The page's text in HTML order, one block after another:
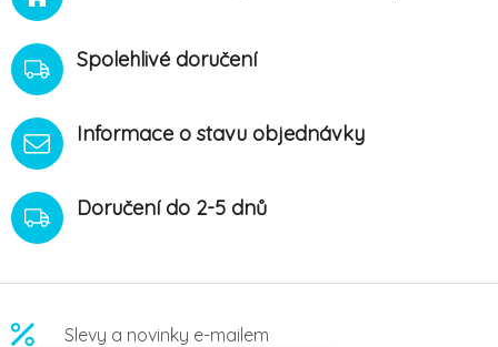
Spolehlivé doručení
Informace o stavu objednávky
Doručení do 2-5 dnů
Slevy a novinky e-mailem